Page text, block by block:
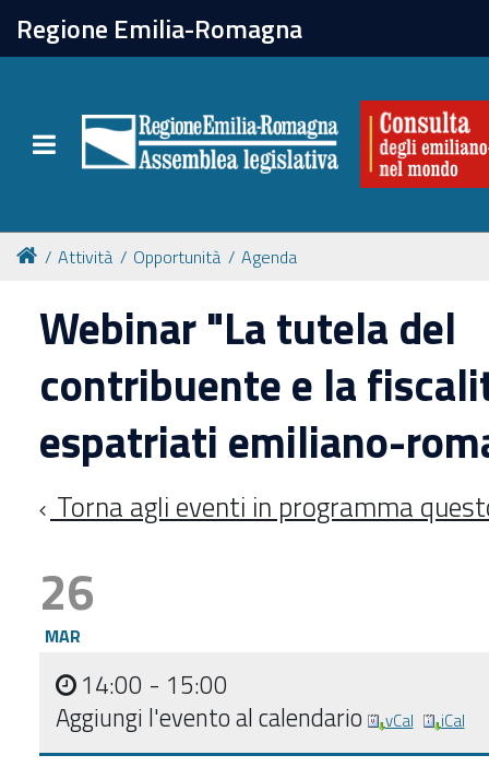
Regione Emilia-Romagna
Toggle navigation
chiudi
Attività
Per chi vive all'estero
Newsletter
Attività Opportunità Agenda
Webinar "La tutela del
contribuente e la
espatriati emiliano-
Torna agli eventi in programma
26
MAR
14:00 - 15:00
Aggiungi l'evento al calendario
vCal iCal